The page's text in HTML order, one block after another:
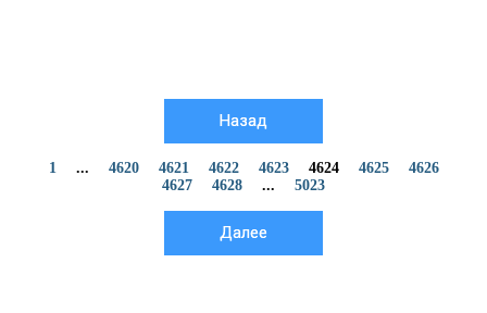
Назад
1 ... 4620 4621 4622 4623 4624 4625
4626
4627
4628 ... 5023
Далее